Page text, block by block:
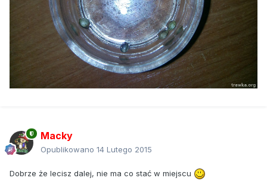
Macky
Opublikowano 14 Lutego 2015
Dobrze że lecisz dalej, nie ma co stać w miejscu